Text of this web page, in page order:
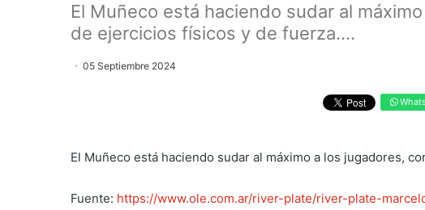
El Muñeco está haciendo sudar al
de ejercicios físicos y de fuerza....
05 Septiembre 2024
El Muñeco está haciendo sudar al máximo a los jugadores,
Fuente: https://www.ole.com.ar/river-plate/river-plate-